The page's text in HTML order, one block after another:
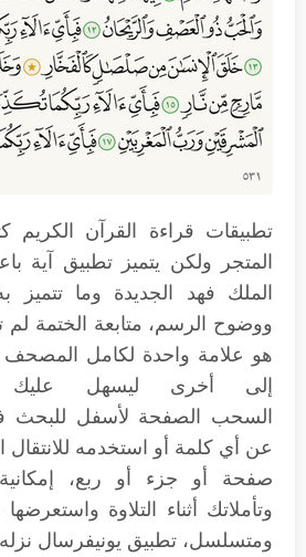
تطبيقات قراءة القرآن الكريم
المتجر ولكن يتميز تطبيق آية
الملك فهد الجديدة وما
ووضوح الرسم، متابعة الختمة
هو علامة واحدة لكامل
إلى أخرى ليسهل عليك
السحب الصفحة لأسفل
عن أي كلمة أو استخدمه
صفحة أو جزء أو ربع،
وتأملاتك أثناء التلاوة
ومتسلسل، تطبيق يونيفرسال